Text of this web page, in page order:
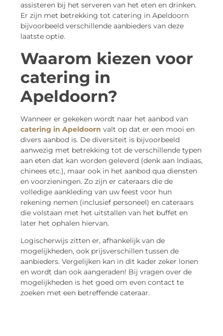
assisteren bij het serveren van het eten en drinken.
Er zijn met betrekking tot catering in Apeldoorn
bijvoorbeeld verschillende aanbieders van deze
laatste optie.
Waarom kiezen voor
catering in
Apeldoorn?
Wanneer er gekeken wordt naar het aanbod van
catering in Apeldoorn valt op dat er een mooi en
divers aanbod is. De diversiteit is bijvoorbeeld
aanwezig met betrekking tot de verschillende typen
aan eten dat kan worden geleverd (denk aan Indiaas,
chinees etc.), maar ook in het aanbod qua diensten
en voorzieningen. Zo zijn er cateraars die de
volledige aankleding van uw feest voor hun
rekening nemen (inclusief personeel) en cateraars
die volstaan met het uitstallen van het buffet en
later het ophalen hiervan.
Logischerwijs zitten er, afhankelijk van de
mogelijkheden, ook prijsverschillen tussen de
aanbieders. Vergelijken kan in dit kader zeker lonen
en wordt dan ook aangeraden! Bij vragen over de
mogelijkheden is het goed om even contact te
zoeken met een betreffende cateraar.